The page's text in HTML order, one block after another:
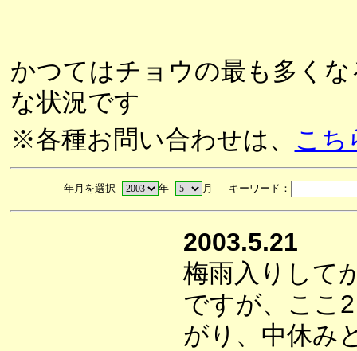
かつてはチョウの最も多く
な状況です
※各種お問い合わせは、 こち
年月を選択 年 月 キーワード：
2003.5.21
梅雨入りして
ですが、ここ
がり、中休み